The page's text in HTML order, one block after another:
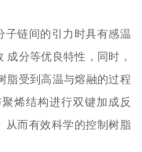
子链间的引力时具有感温
分等优良特性，同时，
脂受到高温与熔融的过程
烯结构进行双键加成反
从而有效科学的控制树脂